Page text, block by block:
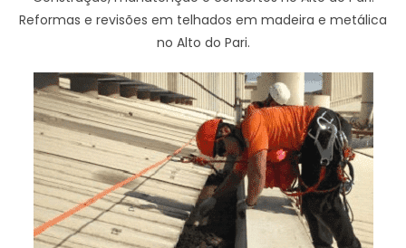
Reformas e revisões em telhados em madeira e metálica
no Alto do Pari.